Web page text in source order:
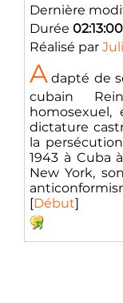
Dernière
Durée 02:13:00
Réalisé par
A dapté de
cubain
dictature
la
1943 à Cuba
New York,
[Début]